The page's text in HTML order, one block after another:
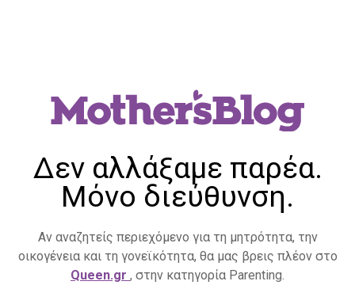
Δεν αλλάξαμε παρέα.
Μόνο διεύθυνση.
Αν αναζητείς περιεχόμενο για τη μητρότητα, την
οικογένεια και τη γονεϊκότητα, θα μας βρεις πλέον στο
Queen.gr , στην κατηγορία Parenting.